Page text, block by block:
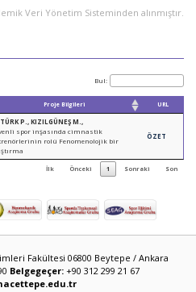
Veri Yönetim Sisteminden alınmıştır.
Bul:
Proje Bilgileri URL
P., KIZILGÜNEŞ M.,
spor inşasında cimnastik
rolü Fenomenolojik bir
ÖZET
İlk Önceki 1 Sonraki Son
Fakültesi 06800 Beytepe / Ankara
Belgegeçer:+90 312 299 21 67